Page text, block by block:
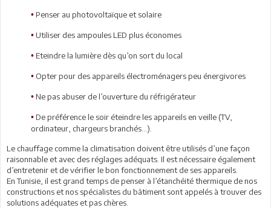
• Penser au photovoltaïque et solaire
• Utiliser des ampoules LED plus économes
• Eteindre la lumière dès qu’on sort du local
• Opter pour des appareils électroménagers peu énergivores
• Ne pas abuser de l’ouverture du réfrigérateur
• De préférence le soir éteindre les appareils en veille (TV,
ordinateur, chargeurs branchés…).
Le chauffage comme la climatisation doivent être utilisés d’une façon
raisonnable et avec des réglages adéquats. Il est nécessaire également
d’entretenir et de vérifier le bon fonctionnement de ses appareils.
En Tunisie, il est grand temps de penser à l’étanchéité thermique de nos
constructions et nos spécialistes du bâtiment sont appelés à trouver des
solutions adéquates et pas chères.